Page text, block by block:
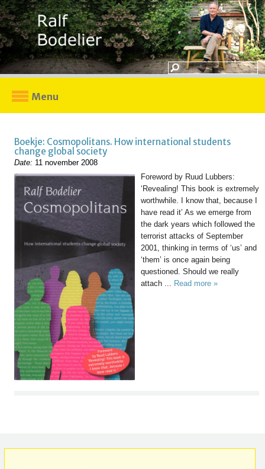
Menu
Boekje: Cosmopolitans. How international students
change global society
Date: 11 november 2008
Foreword by Ruud Lubbers:
‘Revealing! This book is extremely
worthwhile. I know that, because I
have read it’ As we emerge from
the dark years which followed the
terrorist attacks of September
2001, thinking in terms of ‘us’ and
‘them’ is once again being
questioned. Should we really
attach ... Read more »